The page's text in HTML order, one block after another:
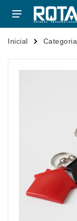
Inicial Categoria